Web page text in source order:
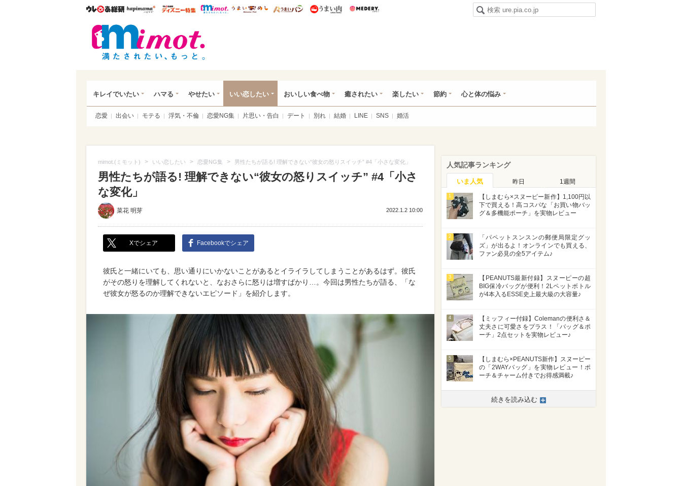
ウレぴあ総研ハピママ* ウレぴあ総研 ディズニー特集
mimot. うまいめし うまいパン うまい肉
キレイでいたい ハマる やせたい いい恋したい おいしい食べ物 癒されたい 楽したい 節約 心と体の悩み
恋愛 出会い モテる 浮気・不倫 恋愛NG集 片思い・告白 デート 別れ 結婚 LINE SNS 婚活
mimot.(ミモット) > いい恋したい > 恋愛NG集 > 男性たちが語る! 理解できない“彼女の怒りスイッチ” #4「小さな変化」
男性たちが語る! 理解できない“彼女の怒りスイッチ” #4「小さ
な変化」
菜花 明芽 2022.1.2 10:00
Xでシェア Facebookでシェア
彼氏と一緒にいても、思い通りにいかないことがあるとイライラしてしまうことがあるはず。彼氏
がその怒りを理解してくれないと、なおさらに怒りは増すばかり…。今回は男性たちが語る、「な
ぜ彼女が怒るのか理解できないエピソード」を紹介します。
人気記事ランキング
いま人気 昨日 1週間
1
【しまむら×スヌーピー新作】1,100円以
下で買える！高コスパな「お買い物バッ
グ＆多機能ポーチ」を実物レビュー
2
「パペットスンスンの郵便局限定グッ
ズ」が出るよ！オンラインでも買える、
ファン必見の全5アイテム♪
3
【PEANUTS最新付録】スヌーピーの超
BIG保冷バッグが便利！2Lペットボトル
が4本入るESSE史上最大級の大容量♪
4
【ミッフィー付録】Colemanの便利さ＆
丈夫さに可愛さをプラス！「バッグ＆ポ
ーチ」2点セットを実物レビュー♪
5
【しまむら×PEANUTS新作】スヌーピー
の「2WAYバッグ」を実物レビュー！ポ
ーチ＆チャーム付きでお得感満載♪
続きを読み込む